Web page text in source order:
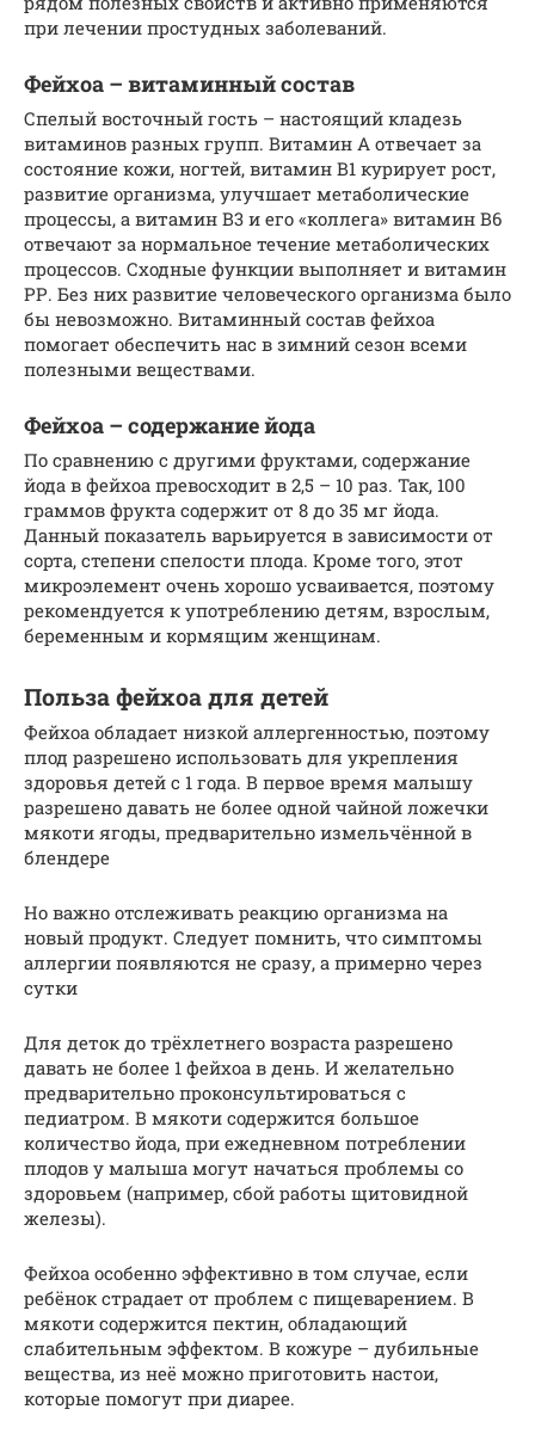
при лечении простудных заболеваний.
Фейхоа – витаминный состав
Спелый восточный гость – настоящий кладезь
витаминов разных групп. Витамин А отвечает за
состояние кожи, ногтей, витамин В1 курирует рост,
развитие организма, улучшает метаболические
процессы, а витамин В3 и его «коллега» витамин В6
отвечают за нормальное течение метаболических
процессов. Сходные функции выполняет и витамин
РР. Без них развитие человеческого организма было
бы невозможно. Витаминный состав фейхоа
помогает обеспечить нас в зимний сезон всеми
полезными веществами.
Фейхоа – содержание йода
По сравнению с другими фруктами, содержание
йода в фейхоа превосходит в 2,5 – 10 раз. Так, 100
граммов фрукта содержит от 8 до 35 мг йода.
Данный показатель варьируется в зависимости от
сорта, степени спелости плода. Кроме того, этот
микроэлемент очень хорошо усваивается, поэтому
рекомендуется к употреблению детям, взрослым,
беременным и кормящим женщинам.
Польза фейхоа для детей
Фейхоа обладает низкой аллергенностью, поэтому
плод разрешено использовать для укрепления
здоровья детей с 1 года. В первое время малышу
разрешено давать не более одной чайной ложечки
мякоти ягоды, предварительно измельчённой в
блендере
Но важно отслеживать реакцию организма на
новый продукт. Следует помнить, что симптомы
аллергии появляются не сразу, а примерно через
сутки
Для деток до трёхлетнего возраста разрешено
давать не более 1 фейхоа в день. И желательно
предварительно проконсультироваться с
педиатром. В мякоти содержится большое
количество йода, при ежедневном потреблении
плодов у малыша могут начаться проблемы со
здоровьем (например, сбой работы щитовидной
железы).
Фейхоа особенно эффективно в том случае, если
ребёнок страдает от проблем с пищеварением. В
мякоти содержится пектин, обладающий
слабительным эффектом. В кожуре – дубильные
вещества, из неё можно приготовить настои,
которые помогут при диарее.